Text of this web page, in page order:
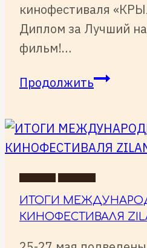
кинофестиваля
Диплом за Лучший
фильм!…
ПродолжитьИТОГИ
БАРС»
ИТОГИ
КИНОФЕСТИВАЛЯ